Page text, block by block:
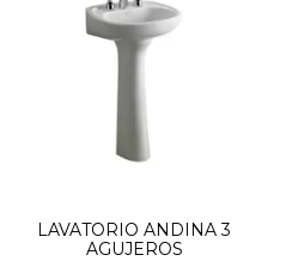
LAVATORIO ANDINA 3
AGUJEROS